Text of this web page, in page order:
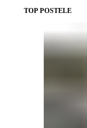
TOP POSTELE